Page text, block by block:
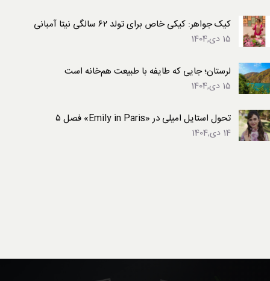
کیک جواهر: کیکی خاص برای تولد ۶۲ سالگی نیتا آمبانی
15 دی,1404
لرستان؛ جایی که طایفه با طبیعت هم‌خانه است
15 دی,1404
تحول استایل امیلی در «Emily in Paris» فصل ۵
14 دی,1404